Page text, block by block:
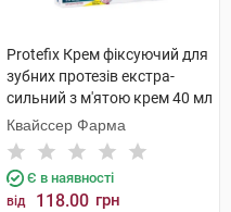
Protefix Крем фіксуючий для
зубних протезів екстра-
сильний з м'ятою крем 40 мл
1 туба
Квайссер Фарма
Є в наявності
від 118.00 грн